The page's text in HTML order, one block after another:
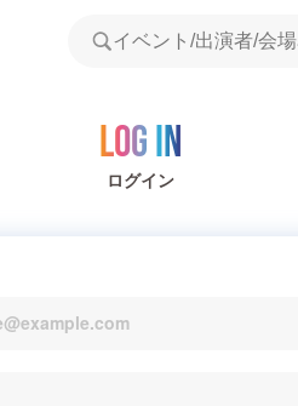
Log in
ログイン